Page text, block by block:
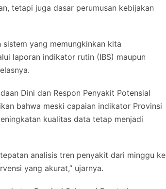
tetapi juga dasar perumusan kebijakan
sistem yang memungkinkan kita
laporan indikator rutin (IBS) maupun
Dini dan Respon Penyakit Potensial
bahwa meski capaian indikator Provinsi
kualitas data tetap menjadi
analisis tren penyakit dari minggu ke
yang akurat,” ujarnya.